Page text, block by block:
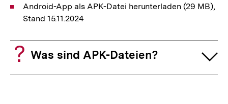
Android-App als APK-Datei herunterladen (29 MB),
Stand 15.11.2024
Was sind APK-Dateien?